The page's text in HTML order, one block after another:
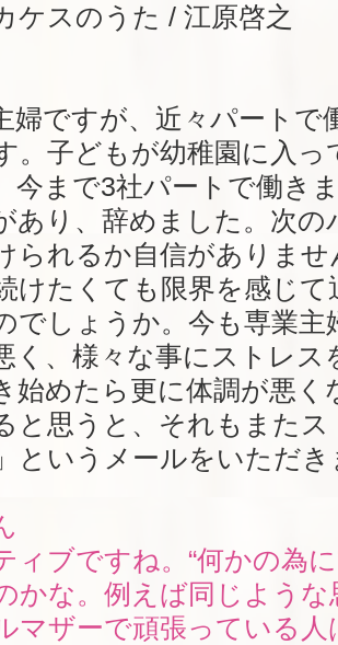
ケスのうた / 江原啓之
婦ですが、近々パートで
。子どもが幼稚園に入っ
今まで3社パートで働き
あり、辞めました。次の
られるか自信がありま
けたくても限界を感じて
でしょうか。今も専業主
く、様々な事にストレス
始めたら更に体調が悪く
と思うと、それもまた
というメールをいただき
ィブですね。“何かの為
かな。例えば同じよう
マザーで頑張っている人